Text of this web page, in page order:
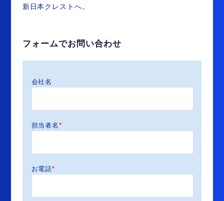
新日本クレストへ。
フォームでお問い合わせ
会社名
担当者名 *
お電話*